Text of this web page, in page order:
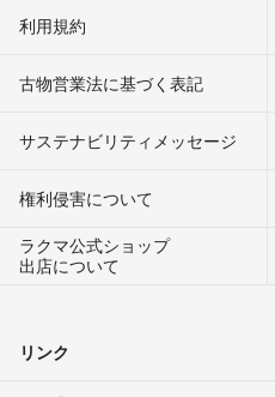
利用規約
古物営業法に基づく表記
サステナビリティメッセージ
権利侵害について
ラクマ公式ショップ
出店について
リンク